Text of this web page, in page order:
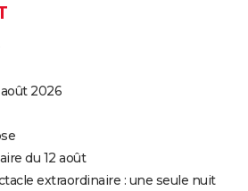
2026
du 12 août
extraordinaire : une seule nuit